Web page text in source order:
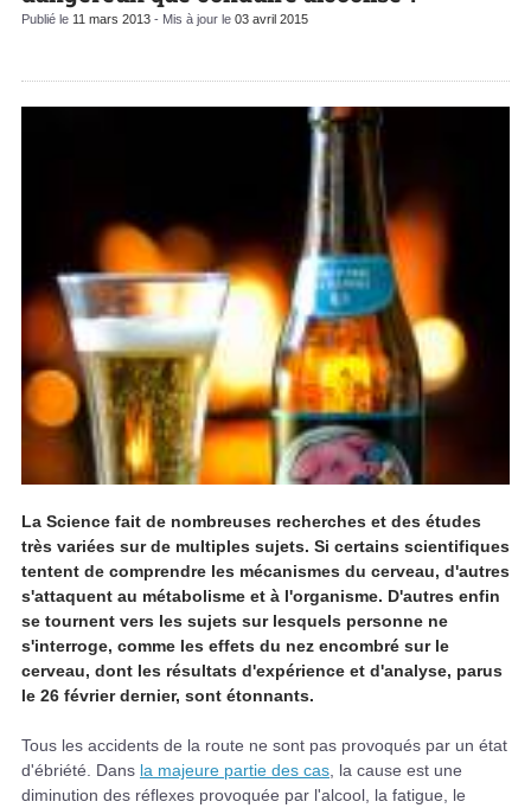
Publié le 11 mars 2013 - Mis à jour le 03 avril 2015
La Science fait de nombreuses recherches et des études
très variées sur de multiples sujets. Si certains scientifiques
tentent de comprendre les mécanismes du cerveau, d'autres
s'attaquent au métabolisme et à l'organisme. D'autres enfin
se tournent vers les sujets sur lesquels personne ne
s'interroge, comme les effets du nez encombré sur le
cerveau, dont les résultats d'expérience et d'analyse, parus
le 26 février dernier, sont étonnants.
Tous les accidents de la route ne sont pas provoqués par un état
d'ébriété. Dans la majeure partie des cas , la cause est une
diminution des réflexes provoquée par l'alcool, la fatigue, le